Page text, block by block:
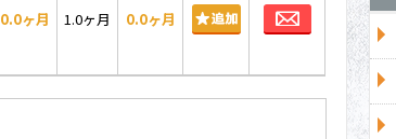
0.0ヶ月 1.0ヶ月 0.0ヶ月 お問合わせ